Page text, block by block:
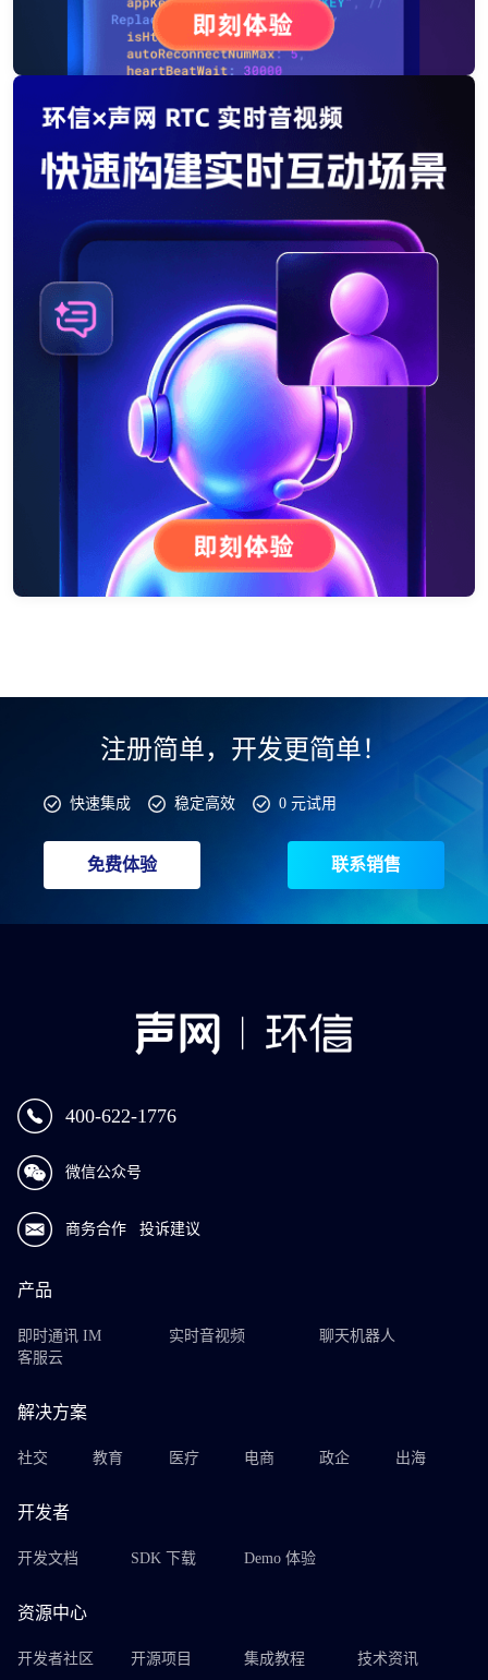
注册简单，开发更简单！
快速集成 稳定高效 0 元试用
免费体验 联系销售
400-622-1776
微信公众号
商务合作 投诉建议
产品
即时通讯 IM 实时音视频
聊天机器人
客服云
解决方案
社交 教育 医疗 电商 政企 出海
开发者
开发文档 SDK 下载 Demo 体验
资源中心
开发者社区 开源项目 集成教程 技术资讯